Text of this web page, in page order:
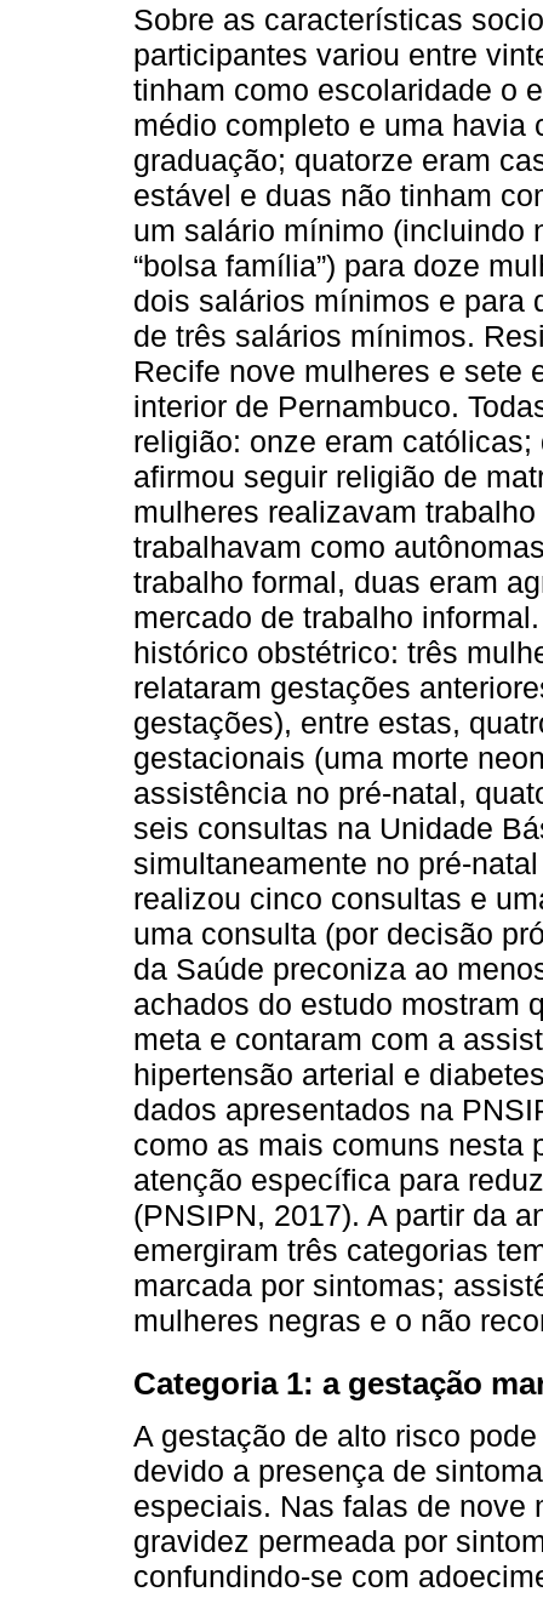
Sobre as características
participantes variou entre
tinham como escolaridade o
médio completo e uma havia
graduação; quatorze eram
estável e duas não tinham
um salário mínimo (incluindo
“bolsa família”) para doze
dois salários mínimos e para
de três salários mínimos.
Recife nove mulheres e sete
interior de Pernambuco.
religião: onze eram
afirmou seguir religião de
mulheres realizavam
trabalhavam como
trabalho formal, duas eram
mercado de trabalho
histórico obstétrico: três
relataram gestações
gestações), entre estas,
gestacionais (uma morte
assistência no pré-natal,
seis consultas na Unidade
simultaneamente no pré-
realizou cinco consultas e
uma consulta (por decisão
da Saúde preconiza ao
achados do estudo mostram
meta e contaram com a
hipertensão arterial e
dados apresentados na
como as mais comuns nesta
atenção específica para
(PNSIPN, 2017). A partir da
emergiram três categorias
marcada por sintomas;
mulheres negras e o não
Categoria 1: a gestação
A gestação de alto risco
devido a presença de
especiais. Nas falas de nove
gravidez permeada por
confundindo-se com